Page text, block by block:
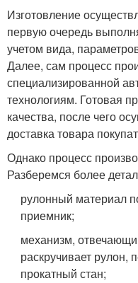
Изготовление
первую очередь
учетом вида,
Далее, сам процесс
специализированной
технологиям. Готовая
качества, после чего
доставка товара
Однако процесс
Разберемся более
рулонный материал
приемник;
механизм,
раскручивает рулон,
прокатный стан;